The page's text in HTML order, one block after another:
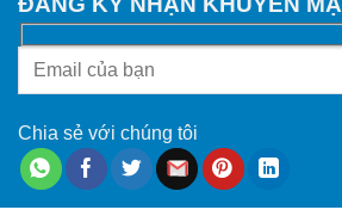
Chia sẻ với chúng tôi